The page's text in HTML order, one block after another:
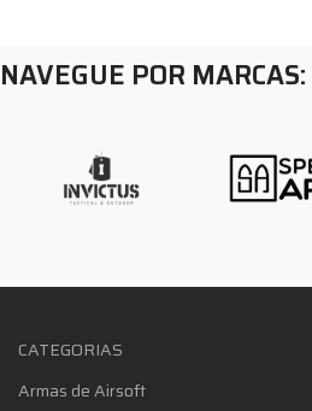
NAVEGUE POR MARCAS:
CATEGORIAS
Armas de Airsoft